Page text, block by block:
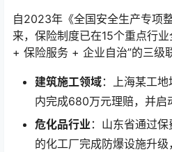
自2023年《全国安全生产专项
来，保险制度已在15个重点行
+ 保险服务 + 企业自治”的三级
建筑施工领域：上海某工
内完成680万元理赔，并启
危化品行业：山东省通过
的化工厂完成防爆设施升